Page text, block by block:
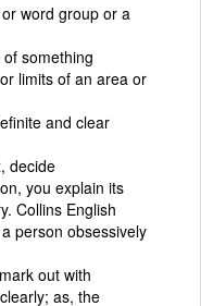
word group or a
something
limits of an area or
and clear
decide
you explain its
Collins English
person obsessively
out with
as, the